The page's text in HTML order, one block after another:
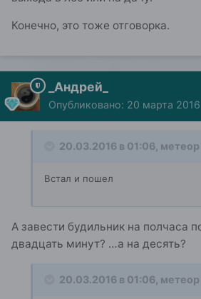
Конечно, это тоже отговорка.
_Андрей_
Опубликовано: 20 марта 2016
20.03.2016 в 01:06, метеор
Встал и пошел
А завести будильник на полчаса
двадцать минут? …а на десять?
20.03.2016 в 01:06, метеор